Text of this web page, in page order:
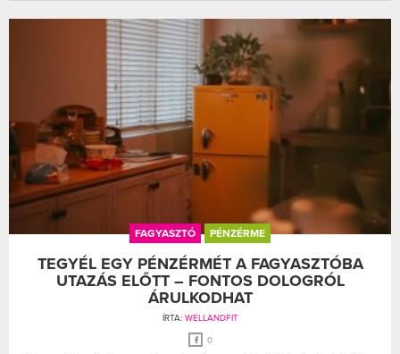
FAGYASZTÓ PÉNZÉRME
TEGYÉL EGY PÉNZÉRMÉT A FAGYASZTÓBA
UTAZÁS ELŐTT – FONTOS DOLOGRÓL
ÁRULKODHAT
ÍRTA: WELLANDFIT
0